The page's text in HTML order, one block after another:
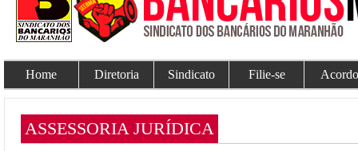
Home Diretoria Sindicato Filie-se
ASSESSORIA JURÍDICA